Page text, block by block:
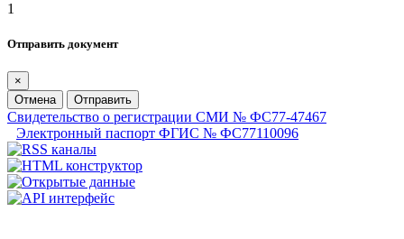
1
Отправить документ
×
Отмена
Отправить
Свидетельство о регистрации СМИ № ФС77-47467
Электронный паспорт ФГИС № ФС77110096